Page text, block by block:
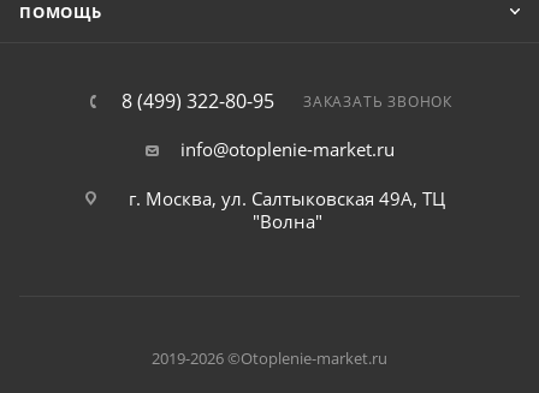
ПОМОЩЬ
8 (499) 322-80-95 ЗАКАЗАТЬ ЗВОНОК
info@otoplenie-market.ru
г. Москва, ул. Салтыковская 49А, ТЦ
"Волна"
2019-2026 ©Otoplenie-market.ru